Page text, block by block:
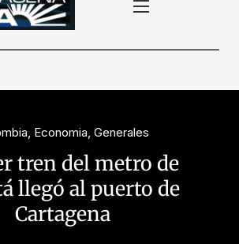
, Economia, Generales
tren del metro de
llegó al puerto de
Cartagena